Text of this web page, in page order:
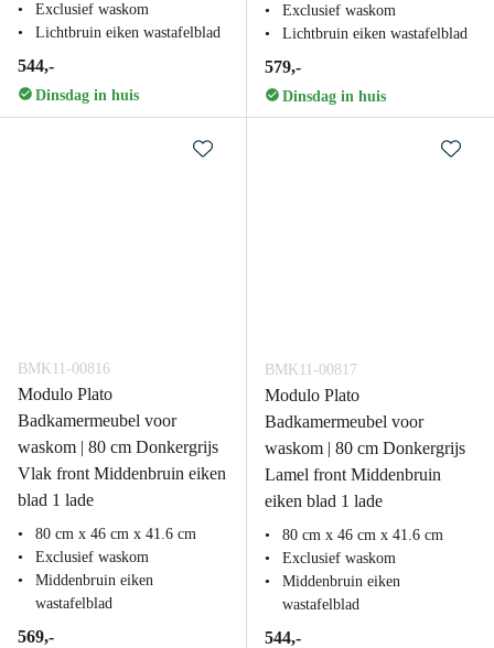
Exclusief waskom
Lichtbruin eiken wastafelblad
544,-
Dinsdag in huis
Exclusief waskom
Lichtbruin eiken wastafelblad
579,-
Dinsdag in huis
BMK11-00816
Modulo Plato
Badkamermeubel voor
waskom | 80 cm Donkergrijs
Vlak front Middenbruin eiken
blad 1 lade
80 cm x 46 cm x 41.6 cm
Exclusief waskom
Middenbruin eiken
wastafelblad
569,-
BMK11-00817
Modulo Plato
Badkamermeubel voor
waskom | 80 cm Donkergrijs
Lamel front Middenbruin
eiken blad 1 lade
80 cm x 46 cm x 41.6 cm
Exclusief waskom
Middenbruin eiken
wastafelblad
544,-